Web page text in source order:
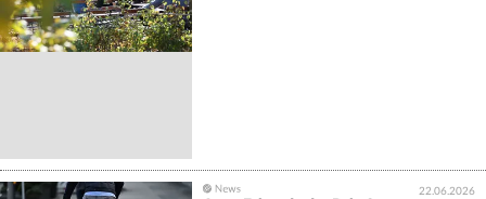
22.06.2026